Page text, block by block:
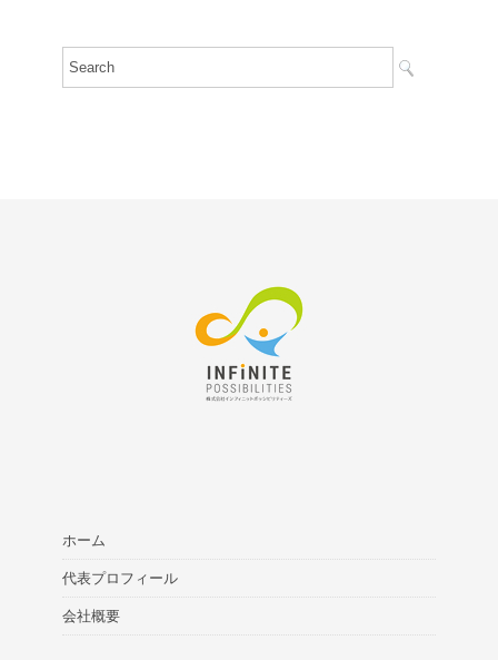
ホーム
代表プロフィール
会社概要